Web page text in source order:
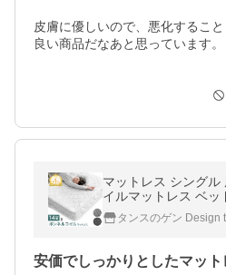
皮膚に優しいので、悪化すること
良い商品だなあと思っています。
マットレス シングル
イルマットレス ベッ
レス 硬め コイルマ
レスタンスのゲン Design
安価でしっかりとしたマット